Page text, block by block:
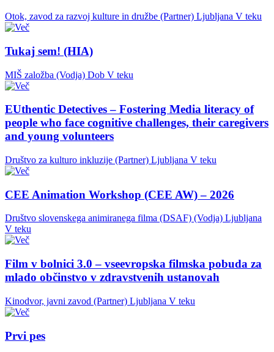
Otok, zavod za razvoj kulture in družbe (Partner) Ljubljana V teku
Tukaj sem! (HIA)
MIŠ založba (Vodja) Dob V teku
EUthentic Detectives – Fostering Media literacy of
people who face cognitive challenges, their caregivers
and young volunteers
Društvo za kulturo inkluzije (Partner) Ljubljana V teku
CEE Animation Workshop (CEE AW) – 2026
Društvo slovenskega animiranega filma (DSAF) (Vodja) Ljubljana
V teku
Film v bolnici 3.0 – vseevropska filmska pobuda za
mlado občinstvo v zdravstvenih ustanovah
Kinodvor, javni zavod (Partner) Ljubljana V teku
Prvi pes